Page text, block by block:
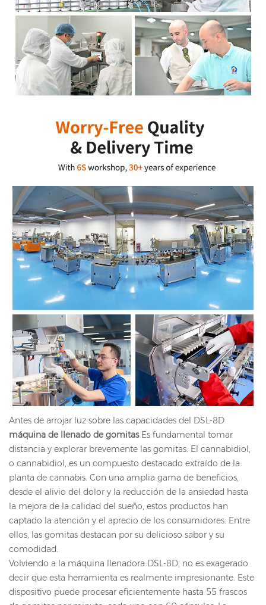
Antes de arrojar luz sobre las capacidades del DSL-8D
máquina de llenado de gomitas Es fundamental tomar
distancia y explorar brevemente las gomitas. El cannabidiol,
o cannabidiol, es un compuesto destacado extraído de la
planta de cannabis. Con una amplia gama de beneficios,
desde el alivio del dolor y la reducción de la ansiedad hasta
la mejora de la calidad del sueño, estos productos han
captado la atención y el aprecio de los consumidores. Entre
ellos, las gomitas destacan por su delicioso sabor y su
comodidad.
Volviendo a la máquina llenadora DSL-8D, no es exagerado
decir que esta herramienta es realmente impresionante. Este
dispositivo puede procesar eficientemente hasta 55 frascos